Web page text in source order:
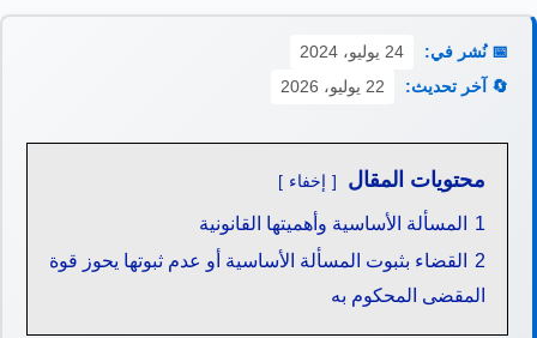
📅 نُشر في:
24 يوليو، 2024
🔄 آخر تحديث:
22 يوليو، 2026
محتويات المقال إخفاء
1 المسألة الأساسية وأهميتها القانونية
2 القضاء بثبوت المسألة الأساسية أو عدم ثبوتها يحوز قوة
المقضى المحكوم به